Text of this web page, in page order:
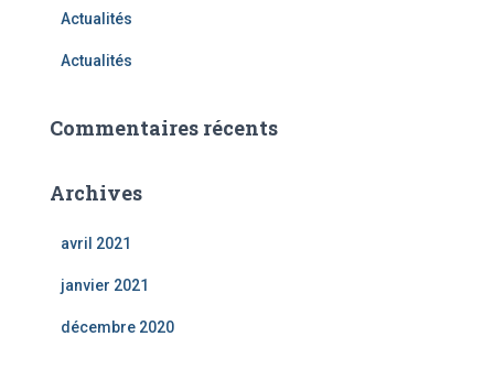
Actualités
Actualités
Commentaires récents
Archives
avril 2021
janvier 2021
décembre 2020